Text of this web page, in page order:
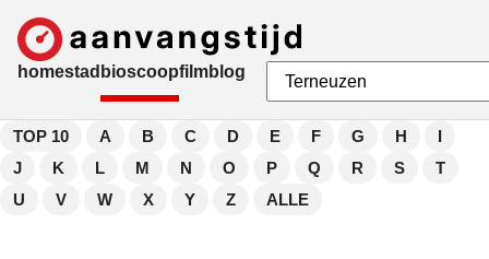
homestad bioscoopfilmblog
TOP 10 A B C D E F G H
I
J
K L M N O P Q R S
T
U
V W X Y Z ALLE